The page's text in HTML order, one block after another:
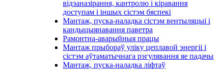
відэаназірання, кантролю і кіравання
доступам і іншых сістэм бяспекі
Мантаж, пуска-наладка сістэм вентыляцыі і
кандыцыянавання паветра
Рамонтна-аварыйныя працы
Мантаж прыбораў уліку цеплавой энергіі і
сістэм аўтаматычнага рэгулявання яе падачы
Мантаж, пуска-наладка ліфтаў